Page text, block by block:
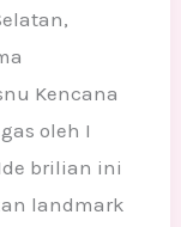
Kencana
oleh I
brilian ini
landmark